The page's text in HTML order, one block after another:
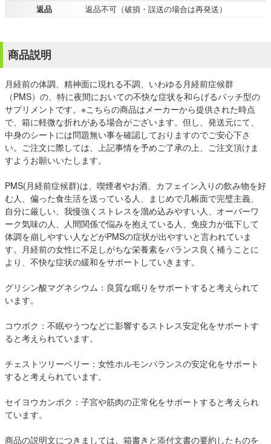
返品
返品不可（破損・誤送の場合は再発送）
商品説明
月経前の体調、精神面に現れる不調、いわゆる月経前症候群
（PMS）の、特に夜間においての不快な症状を和らげるパッチ型の
サプリメントです。※こちらの商品はメーカーから提供された時点
で、箱に軽微な折れがある場合がございます。但し、発送元にて、
中身のシートには問題無い事を確認しておりますのでご安心下さ
い。ご注文に際しては、上記事情を予めご了承の上、ご注文頂けま
すようお願いいたします。
PMS(月経前症候群)は、喫煙者やお酒、カフェイン入りの飲み物を好
む人、偏った食生活を送っている人、まじめで几帳面で完璧主義、
自分に厳しい、我慢強くストレスを溜め込みやすい人、オーバーワ
ーク気味の人、人間関係で悩みを抱えている人、免疫力が低下して
体調を崩しやすい人などがPMSの症状が出やすいと言われていま
す。月経前の女性に不足しがちな栄養素をバランス良く補うことに
より、不快な症状の緩和をサポートしていきます。
グリシン酸マグネシウム：良質な眠りをサポートすると考えられて
います。
コウボク：不眠やうつなどに影響するストレス安定化をサポートす
ると考えられています。
チェストツリーベリー：女性ホルモンバランスの安定化をサポート
すると考えられています。
セイヨウカンボク：子宮や筋肉の正常化をサポートすると考えられ
ています。
商品の説明文につきましては、箱書きと添付文書の要約したものを